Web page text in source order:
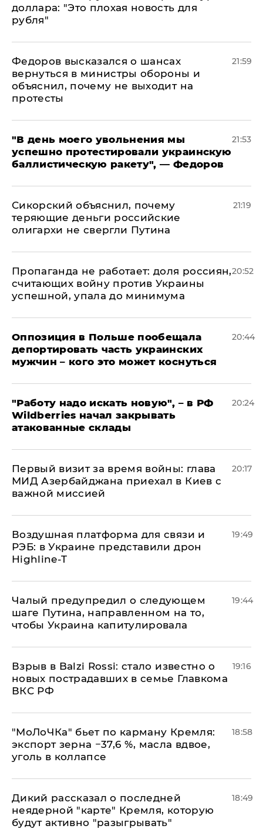
доллара: "Это плохая новость для
рубля"
Федоров высказался о шансах
вернуться в министры обороны и
объяснил, почему не выходит на
протесты
21:59
​"В день моего увольнения мы
успешно протестировали украинскую
баллистическую ракету", — Федоров
21:53
Сикорский объяснил, почему
теряющие деньги российские
олигархи не свергли Путина
21:19
​Пропаганда не работает: доля россиян,
считающих войну против Украины
успешной, упала до минимума
20:52
Оппозиция в Польше пообещала
депортировать часть украинских
мужчин – кого это может коснуться
20:44
"Работу надо искать новую", – в РФ
Wildberries начал закрывать
атакованные склады
20:24
Первый визит за время войны: глава
МИД Азербайджана приехал в Киев с
важной миссией
20:17
Воздушная платформа для связи и
РЭБ: в Украине представили дрон
Highline-T
19:49
Чалый предупредил о следующем
шаге Путина, направленном на то,
чтобы Украина капитулировала
19:44
Взрыв в Balzi Rossi: стало известно о
новых пострадавших в семье Главкома
ВКС РФ
19:16
​"МоЛоЧКа" бьет по карману Кремля:
экспорт зерна −37,6 %, масла вдвое,
уголь в коллапсе
18:58
Дикий рассказал о последней
неядерной "карте" Кремля, которую
будут активно "разыгрывать"
18:49